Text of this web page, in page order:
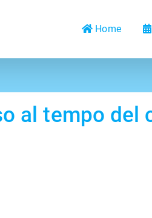
Home
al tempo del